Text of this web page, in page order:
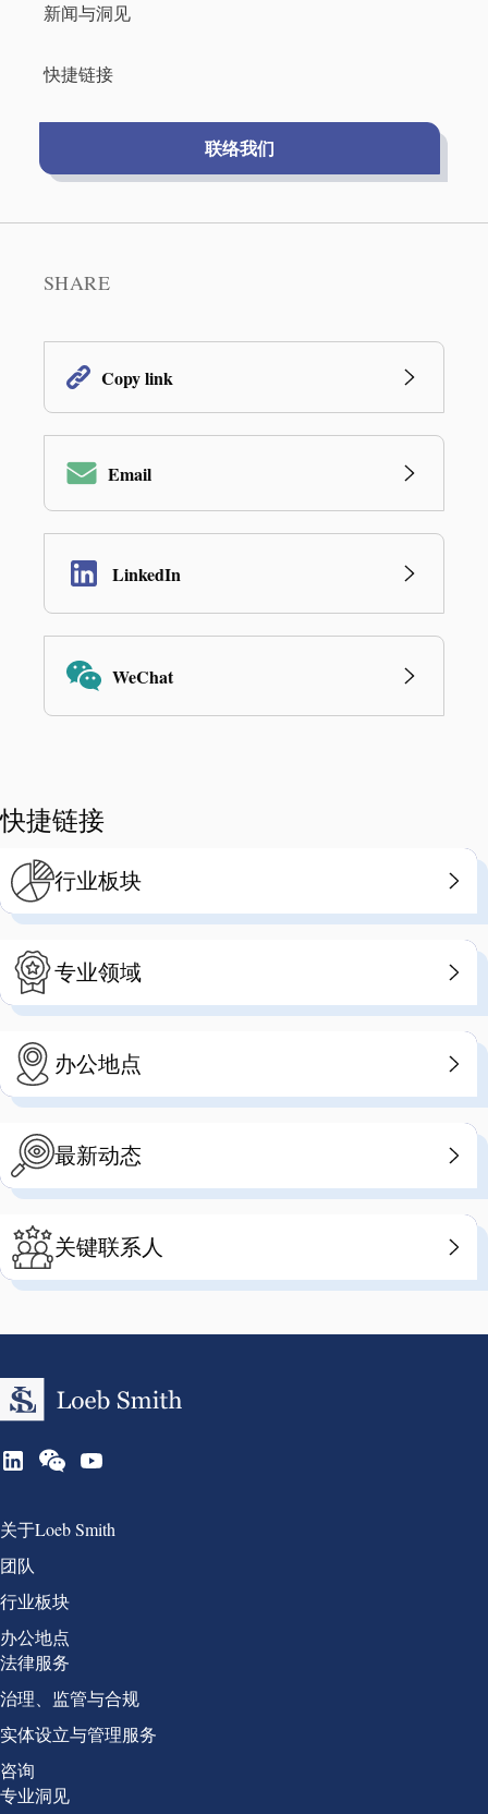
新闻与洞见
快捷链接
联络我们
SHARE
Copy link
Email
LinkedIn
WeChat
快捷链接
行业板块
专业领域
办公地点
最新动态
关键联系人
Group 1
关于Loeb Smith
团队
行业板块
办公地点
Group 2
法律服务
治理、监管与合规
实体设立与管理服务
咨询
Group 3
专业洞见